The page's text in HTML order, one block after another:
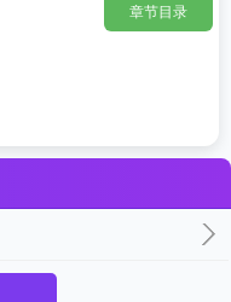
章节目录